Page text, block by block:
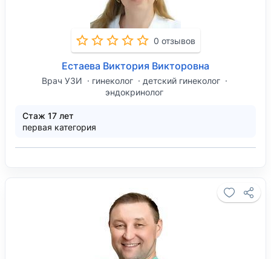
0 отзывов
Естаева Виктория Викторовна
Врач УЗИ гинеколог
детский гинеколог
эндокринолог
Стаж 17 лет
первая категория